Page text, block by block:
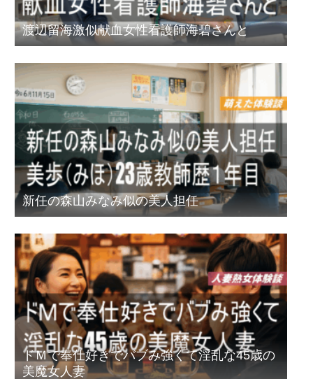
渡辺留海激似献血女性看護師海碧さんと
新任の森山みなみ似の美人担任
ドＭで奉仕好きでバブみ強くて淫乱な45歳の
美魔女人妻